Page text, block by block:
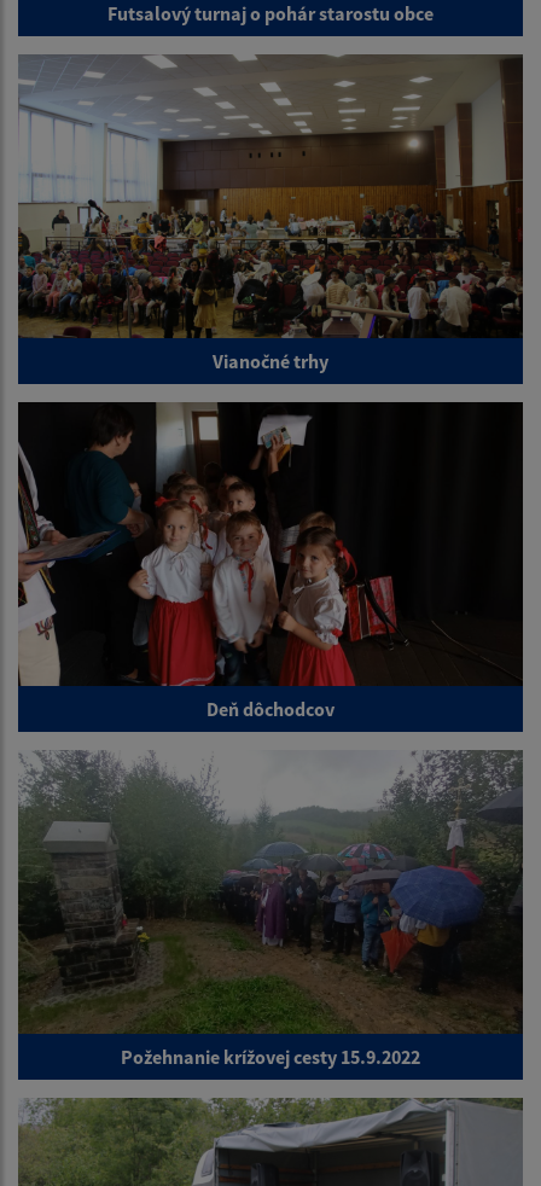
Futsalový turnaj o pohár starostu obce
Vianočné trhy
Deň dôchodcov
Požehnanie krížovej cesty 15.9.2022